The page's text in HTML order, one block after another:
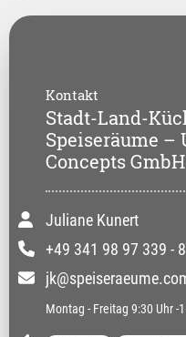
Kontakt
Stadt-Land-
Speiseräume –
Concepts GmbH
Juliane Kunert
+49 341 98 97 339 - 8
Montag - Freitag 9:30 Uhr -